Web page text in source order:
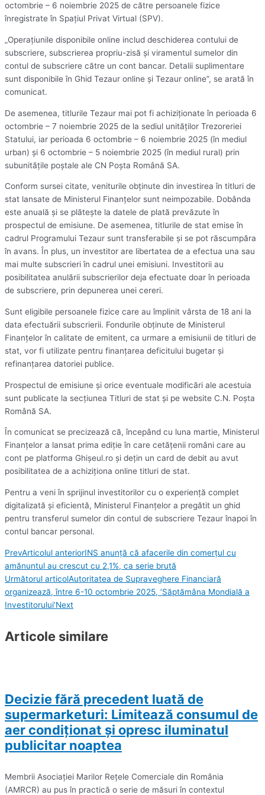
octombrie – 6 noiembrie 2025 de către persoanele fizice
înregistrate în Spaţiul Privat Virtual (SPV).
„Operaţiunile disponibile online includ deschiderea contului de
subscriere, subscrierea propriu-zisă şi viramentul sumelor din
contul de subscriere către un cont bancar. Detalii suplimentare
sunt disponibile în Ghid Tezaur online şi Tezaur online”, se arată în
comunicat.
De asemenea, titlurile Tezaur mai pot fi achiziţionate în perioada 6
octombrie – 7 noiembrie 2025 de la sediul unităţilor Trezoreriei
Statului, iar perioada 6 octombrie – 6 noiembrie 2025 (în mediul
urban) şi 6 octombrie – 5 noiembrie 2025 (în mediul rural) prin
subunităţile poştale ale CN Poşta Română SA.
Conform sursei citate, veniturile obţinute din investirea în titluri de
stat lansate de Ministerul Finanţelor sunt neimpozabile. Dobânda
este anuală şi se plăteşte la datele de plată prevăzute în
prospectul de emisiune. De asemenea, titlurile de stat emise în
cadrul Programului Tezaur sunt transferabile şi se pot răscumpăra
în avans. În plus, un investitor are libertatea de a efectua una sau
mai multe subscrieri în cadrul unei emisiuni. Investitorii au
posibilitatea anulării subscrierilor deja efectuate doar în perioada
de subscriere, prin depunerea unei cereri.
Sunt eligibile persoanele fizice care au împlinit vârsta de 18 ani la
data efectuării subscrierii. Fondurile obţinute de Ministerul
Finanţelor în calitate de emitent, ca urmare a emisiunii de titluri de
stat, vor fi utilizate pentru finanţarea deficitului bugetar şi
refinanţarea datoriei publice.
Prospectul de emisiune şi orice eventuale modificări ale acestuia
sunt publicate la secţiunea Titluri de stat şi pe website C.N. Poşta
Română SA.
În comunicat se precizează că, începând cu luna martie, Ministerul
Finanţelor a lansat prima ediţie în care cetăţenii români care au
cont pe platforma Ghişeul.ro şi deţin un card de debit au avut
posibilitatea de a achiziţiona online titluri de stat.
Pentru a veni în sprijinul investitorilor cu o experienţă complet
digitalizată şi eficientă, Ministerul Finanţelor a pregătit un ghid
pentru transferul sumelor din contul de subscriere Tezaur înapoi în
contul bancar personal.
PrevArticolul anteriorINS anunță că afacerile din comerţul cu
amănuntul au crescut cu 2,1%, ca serie brută
Următorul articolAutoritatea de Supraveghere Financiară
organizează, între 6-10 octombrie 2025, ‘Săptămâna Mondială a
Investitorului’Next
Articole similare
Decizie fără precedent luată de
supermarketuri: Limitează consumul de
aer condiţionat şi opresc iluminatul
publicitar noaptea
Membrii Asociaţiei Marilor Reţele Comerciale din România
(AMRCR) au pus în practică o serie de măsuri în contextul